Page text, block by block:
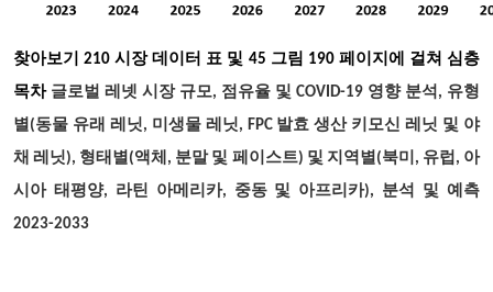
찾아보기
210 시장 데이터 표 및 45 그림 190 페이지에 걸쳐 심층
목차 글로벌 레넷 시장 규모, 점유율 및 COVID-19 영향 분석, 유형
별(동물 유래 레닛, 미생물 레닛, FPC 발효 생산 키모신 레닛 및 야
채 레닛), 형태별(액체, 분말 및 페이스트) 및 지역별(북미, 유럽, 아
시아 태평양, 라틴 아메리카, 중동 및 아프리카), 분석 및 예측
2023-2033